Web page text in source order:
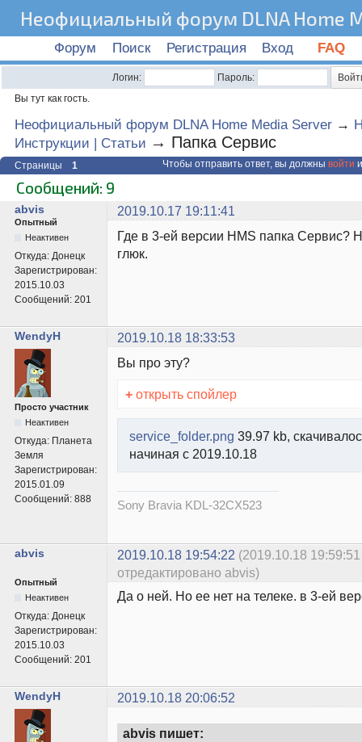
Неофициальный форум DLNA Home
Форум Поиск Регистрация Вход FAQ
Логин:
Пароль:
Вы тут как гость.
Неофициальный форум DLNA Home Media Server →
Инструкции | Статьи → Папка Сервис
Страницы 1 Чтобы отправить ответ, вы должны войти
Сообщений: 9
abvis 2019.10.17 19:11:41
Опытный
Неактивен
Откуда: Донецк
Зарегистрирован:
2015.10.03
Сообщений: 201
Где в 3-ей версии HMS папка Сервис?
глюк.
WendyH 2019.10.18 18:33:53
Просто участник
Неактивен
Откуда: Планета
Земля
Зарегистрирован:
2015.01.09
Сообщений: 888
Вы про эту?
+ открыть спойлер
service_folder.png 39.97 kb,
начиная с 2019.10.18
Sony Bravia KDL-32CX523
abvis 2019.10.18 19:54:22 (2019.10.18 19:59:51
отредактировано abvis)
Опытный
Неактивен
Откуда: Донецк
Зарегистрирован:
2015.10.03
Сообщений: 201
Да о ней. Но ее нет на телеке. в 3-ей
WendyH 2019.10.18 20:06:52
abvis пишет: